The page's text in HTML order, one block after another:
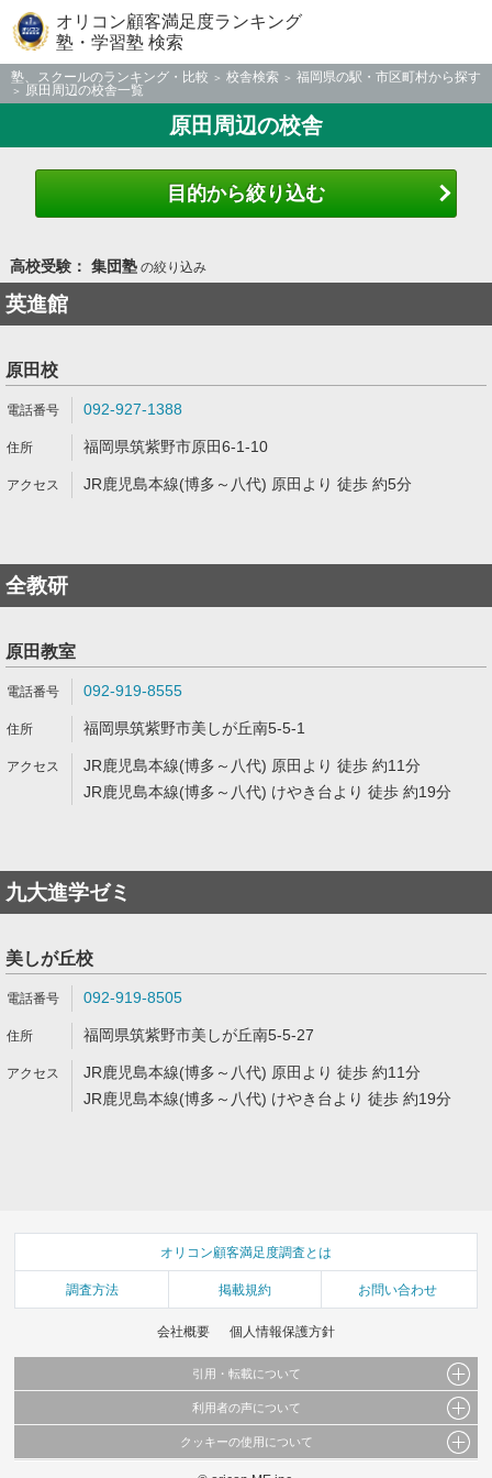
オリコン顧客満足度ランキング
塾・学習塾 検索
塾、スクールのランキング・比較 校舎検索
福岡県の駅・市区町村から探す
原田周辺の校舎一覧
原田周辺の校舎
目的から絞り込む
高校受験： 集団塾の絞り込み
英進館
原田校
092-927-1388
福岡県筑紫野市原田6-1-10
JR鹿児島本線(博多～八代) 原田より 徒歩 約5分
全教研
原田教室
092-919-8555
福岡県筑紫野市美しが丘南5-5-1
JR鹿児島本線(博多～八代) 原田より 徒歩 約11分
JR鹿児島本線(博多～八代) けやき台より 徒歩 約19分
九大進学ゼミ
美しが丘校
092-919-8505
福岡県筑紫野市美しが丘南5-5-27
JR鹿児島本線(博多～八代) 原田より 徒歩 約11分
JR鹿児島本線(博多～八代) けやき台より 徒歩 約19分
オリコン顧客満足度調査とは
調査方法 掲載規約 お問い合わせ
会社概要 個人情報保護方針
引用・転載について
当サイトで公開されている情報（文字、写真、イラスト、画像データ等）及びこれらの配
これらの情報を権利者の許可なく無断転載・複製などの二次利用を行うことは固く禁じて
利用者の声について
当サイトに掲載している内容はすべてサービスの利用者が提出された見解・感想です。
クッキーの使用について